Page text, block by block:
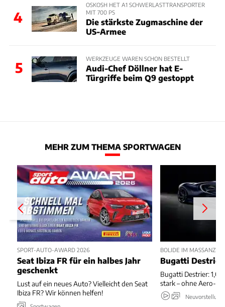
4
OSKOSH HET A1 SCHWERLASTTRANSPORTER
MIT 700 PS
Die stärkste Zugmaschine der
US-Armee
5
WERKZEUGE WAREN SCHON BESTELLT
Audi-Chef Döllner hat E-
Türgriffe beim Q9 gestoppt
MEHR ZUM THEMA SPORTWAGEN
SPORT-AUTO-AWARD 2026
Seat Ibiza FR für ein halbes Jahr
geschenkt
Lust auf ein neues Auto? Vielleicht den Seat
Ibiza FR? Wir können helfen!
BOLIDE IM MASSANZUG
Bugatti
Bugatti Destrier: 1,00
stark – ohne Aero-